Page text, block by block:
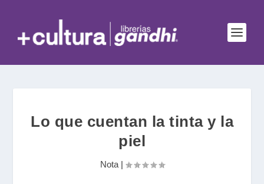
Lo que cuentan la tinta y la
piel
Nota|